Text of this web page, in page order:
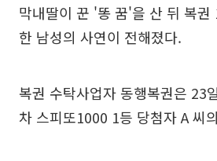
막내딸이 꾼 '똥 꿈'을 산 뒤 복권
한 남성의 사연이 전해졌다.
복권 수탁사업자 동행복권은 23
차 스피또1000 1등 당첨자 A 씨